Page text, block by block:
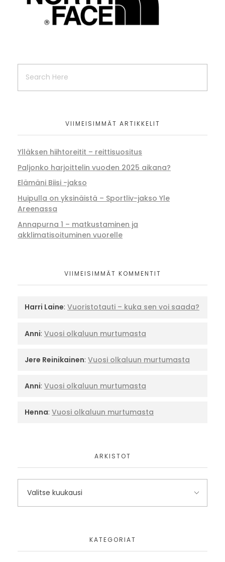
VIIMEISIMMÄT ARTIKKELIT
Ylläksen hiihtoreitit – reittisuositus
Paljonko harjoittelin vuoden 2025 aikana?
Elämäni Biisi -jakso
Huipulla on yksinäistä – Sportliv-jakso Yle
Areenassa
Annapurna 1 – matkustaminen ja
akklimatisoituminen vuorelle
VIIMEISIMMÄT KOMMENTIT
Harri Laine: Vuoristotauti – kuka sen voi saada?
Anni: Vuosi olkaluun murtumasta
Jere Reinikainen: Vuosi olkaluun murtumasta
Anni: Vuosi olkaluun murtumasta
Henna: Vuosi olkaluun murtumasta
ARKISTOT
KATEGORIAT